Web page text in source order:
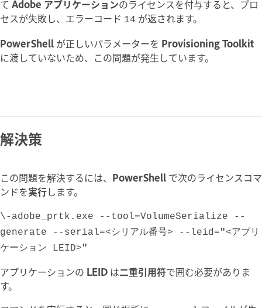
て Adobe アプリケーションのライセンスを付与すると、プロ
セスが失敗し、エラーコード 14 が返されます。
PowerShell が正しいパラメーターを Provisioning Toolkit
に渡していないため、この問題が発生しています。
解決策
この問題を解決するには、 PowerShell で次のライセンスコマ
ンドを実行します。
\-adobe_prtk.exe --tool=VolumeSerialize --
generate --serial=<シリアル番号> --leid="<アプリ
ケーション LEID>"
アプリケーションの LEID は二重引用符で囲む必要がありま
す。